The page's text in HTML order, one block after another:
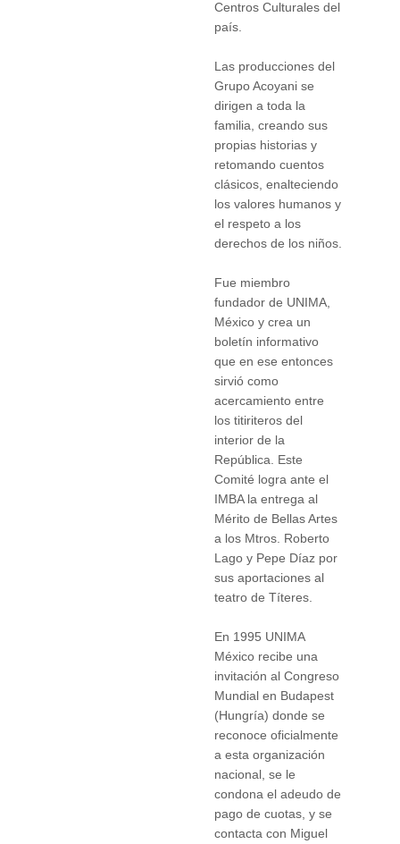
Centros Culturales del
país.
Las producciones del
Grupo Acoyani se
dirigen a toda la
familia, creando sus
propias historias y
retomando cuentos
clásicos, enalteciendo
los valores humanos y
el respeto a los
derechos de los niños.
Fue miembro
fundador de UNIMA,
México y crea un
boletín informativo
que en ese entonces
sirvió como
acercamiento entre
los titiriteros del
interior de la
República. Este
Comité logra ante el
IMBA la entrega al
Mérito de Bellas Artes
a los Mtros. Roberto
Lago y Pepe Díaz por
sus aportaciones al
teatro de Títeres.
En 1995 UNIMA
México recibe una
invitación al Congreso
Mundial en Budapest
(Hungría) donde se
reconoce oficialmente
a esta organización
nacional, se le
condona el adeudo de
pago de cuotas, y se
contacta con Miguel